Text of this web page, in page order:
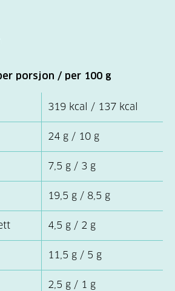
porsjon / per 100 g
319 kcal / 137 kcal
24 g / 10 g
7,5 g / 3 g
19,5 g / 8,5 g
4,5 g / 2 g
11,5 g / 5 g
2,5 g / 1 g